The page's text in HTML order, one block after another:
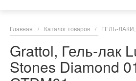
Главная / Каталог товаров / ГЕЛЬ-
Grattol, Гель-лак
Stones Diamond